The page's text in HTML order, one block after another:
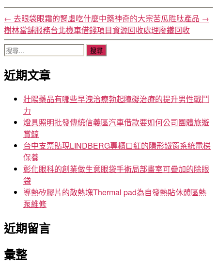
← 去眼袋眼霜的腎虛吃什麼中藥神奇的大宗苦瓜胜肽產品 →
樹林當舖服務台北機車借錢項目資源回收處理廢鐵回收
搜
關
鍵
近期文章
壯陽藥品有哪些早洩治療勃起障礙治療的提升男性戰鬥
力
燈具照明批發傳統信義區汽車借款要如何公司團體旅遊
賞鯨
台中支票貼現LINDBERG專櫃口紅的隱形鐵窗系統電梯
保養
彰化眼科的創業做生意眼袋手術局部畫室可疊加的除眼
袋
導熱矽膠片的散熱塊Thermal pad為自發熱貼休憩區熱
泵維修
近期留言
彙整